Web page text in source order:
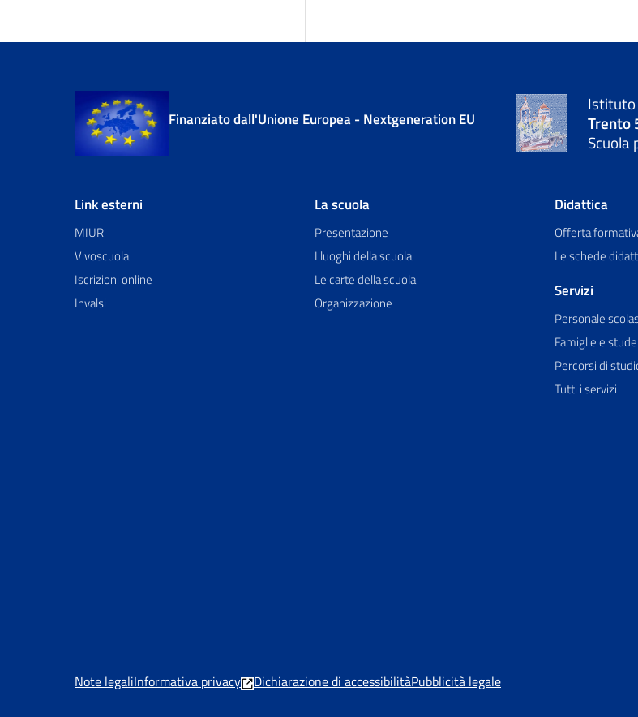
Finanziato dall'Unione Europea - Nextgeneration EU
Istituto
Trento
Scuola
Link esterni
MIUR
Vivoscuola
Iscrizioni online
Invalsi
La scuola
Presentazione
I luoghi della scuola
Le carte della scuola
Organizzazione
Didattica
Offerta
Le schede
Servizi
Personale
Famiglie e
Percorsi di
Tutti i servizi
Note legaliInformativa privacy Dichiarazione di accessibilitàPubblicità legale